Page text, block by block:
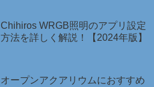
Chihiros WRGB照明のアプリ設定
方法を詳しく解説！【2024年版】
オープンアクアリウムにおすすめ